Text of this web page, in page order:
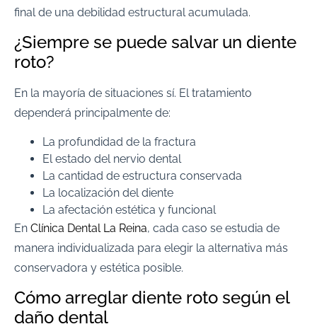
final de una debilidad estructural acumulada.
¿Siempre se puede salvar un diente
roto?
En la mayoría de situaciones sí. El tratamiento
dependerá principalmente de:
La profundidad de la fractura
El estado del nervio dental
La cantidad de estructura conservada
La localización del diente
La afectación estética y funcional
En Clínica Dental La Reina, cada caso se estudia de
manera individualizada para elegir la alternativa más
conservadora y estética posible.
Cómo arreglar diente roto según el
daño dental